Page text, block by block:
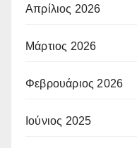
Απρίλιος 2026
Μάρτιος 2026
Φεβρουάριος 2026
Ιούνιος 2025